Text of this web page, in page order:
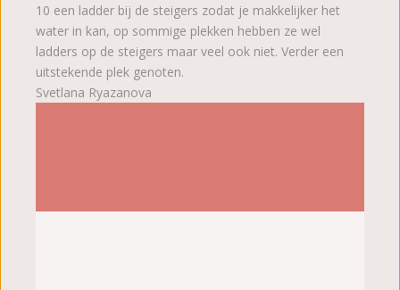
10 een ladder bij de steigers zodat je makkelijker het
water in kan, op sommige plekken hebben ze wel
ladders op de steigers maar veel ook niet. Verder een
uitstekende plek genoten.
Svetlana Ryazanova